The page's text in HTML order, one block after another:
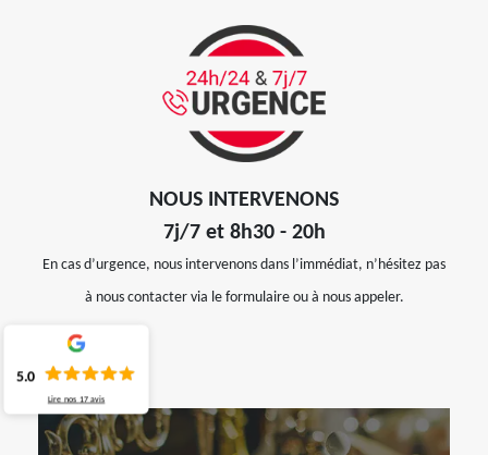
NOUS INTERVENONS
7j/7 et 8h30 - 20h
En cas d’urgence, nous intervenons dans l’immédiat, n’hésitez pas
à nous contacter via le formulaire ou à nous appeler.
5.0
Lire nos 17 avis